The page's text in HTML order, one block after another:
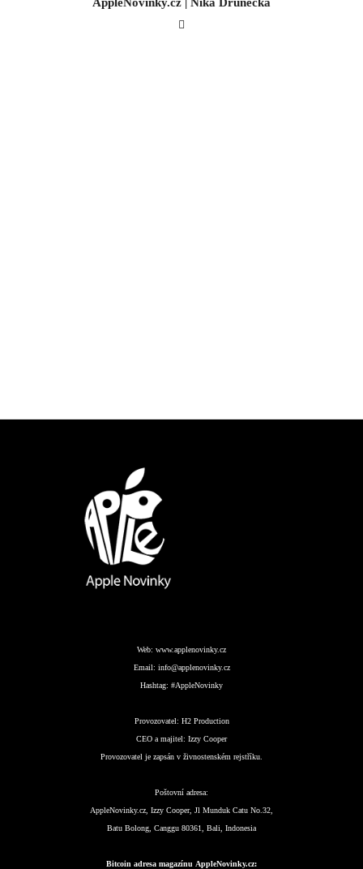
Web: www.applenovinky.cz
Email: info@applenovinky.cz
Hashtag: #AppleNovinky
Provozovatel: H2 Production
CEO a majitel: Izzy Cooper
Provozovatel je zapsán v živnostenském rejstříku.
Poštovní adresa:
AppleNovinky.cz, Izzy Cooper, Jl Munduk Catu No.32,
Batu Bolong, Canggu 80361, Bali, Indonesia
Bitcoin adresa magazínu AppleNovinky.cz: